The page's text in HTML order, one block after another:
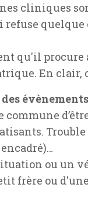
cliniques
quelque
qu'il
En clair,
évènements
Trouble
ou un
frère ou